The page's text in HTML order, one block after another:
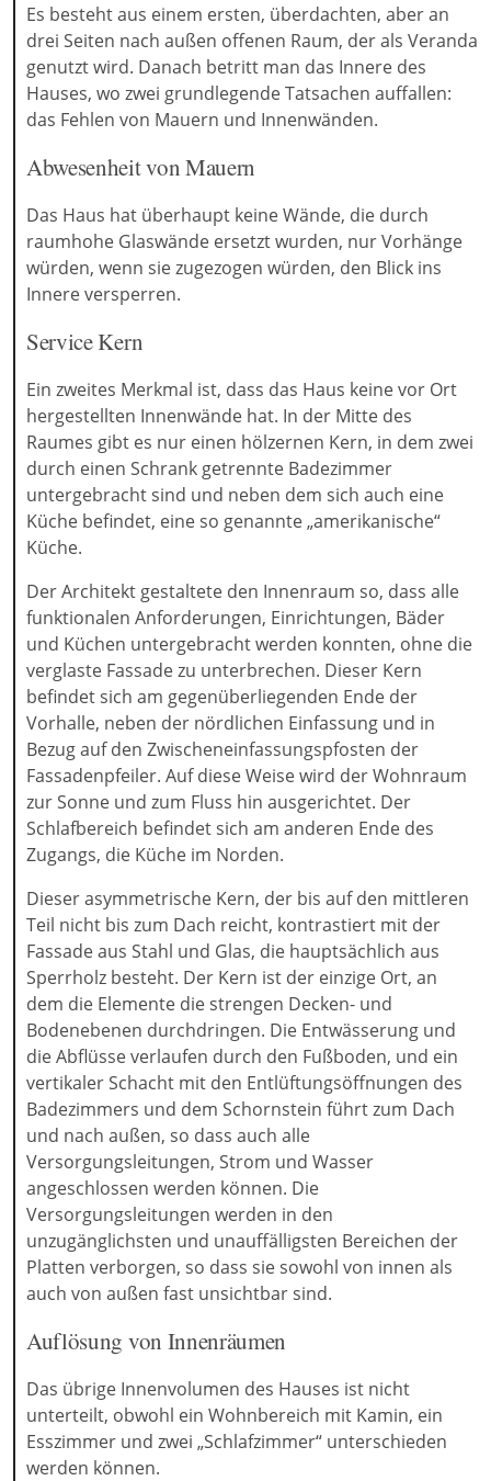
Es besteht aus einem ersten, überdachten, aber an
drei Seiten nach außen offenen Raum, der als Veranda
genutzt wird. Danach betritt man das Innere des
Hauses, wo zwei grundlegende Tatsachen auffallen:
das Fehlen von Mauern und Innenwänden.
Abwesenheit von Mauern
Das Haus hat überhaupt keine Wände, die durch
raumhohe Glaswände ersetzt wurden, nur Vorhänge
würden, wenn sie zugezogen würden, den Blick ins
Innere versperren.
Service Kern
Ein zweites Merkmal ist, dass das Haus keine vor Ort
hergestellten Innenwände hat. In der Mitte des
Raumes gibt es nur einen hölzernen Kern, in dem zwei
durch einen Schrank getrennte Badezimmer
untergebracht sind und neben dem sich auch eine
Küche befindet, eine so genannte „amerikanische“
Küche.
Der Architekt gestaltete den Innenraum so, dass alle
funktionalen Anforderungen, Einrichtungen, Bäder
und Küchen untergebracht werden konnten, ohne die
verglaste Fassade zu unterbrechen. Dieser Kern
befindet sich am gegenüberliegenden Ende der
Vorhalle, neben der nördlichen Einfassung und in
Bezug auf den Zwischeneinfassungspfosten der
Fassadenpfeiler. Auf diese Weise wird der Wohnraum
zur Sonne und zum Fluss hin ausgerichtet. Der
Schlafbereich befindet sich am anderen Ende des
Zugangs, die Küche im Norden.
Dieser asymmetrische Kern, der bis auf den mittleren
Teil nicht bis zum Dach reicht, kontrastiert mit der
Fassade aus Stahl und Glas, die hauptsächlich aus
Sperrholz besteht. Der Kern ist der einzige Ort, an
dem die Elemente die strengen Decken- und
Bodenebenen durchdringen. Die Entwässerung und
die Abflüsse verlaufen durch den Fußboden, und ein
vertikaler Schacht mit den Entlüftungsöffnungen des
Badezimmers und dem Schornstein führt zum Dach
und nach außen, so dass auch alle
Versorgungsleitungen, Strom und Wasser
angeschlossen werden können. Die
Versorgungsleitungen werden in den
unzugänglichsten und unauffälligsten Bereichen der
Platten verborgen, so dass sie sowohl von innen als
auch von außen fast unsichtbar sind.
Auflösung von Innenräumen
Das übrige Innenvolumen des Hauses ist nicht
unterteilt, obwohl ein Wohnbereich mit Kamin, ein
Esszimmer und zwei „Schlafzimmer“ unterschieden
werden können.